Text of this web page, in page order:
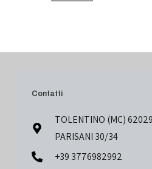
Contatti
TOLENTINO (MC)
PARISANI 30/34
+39 3776982992